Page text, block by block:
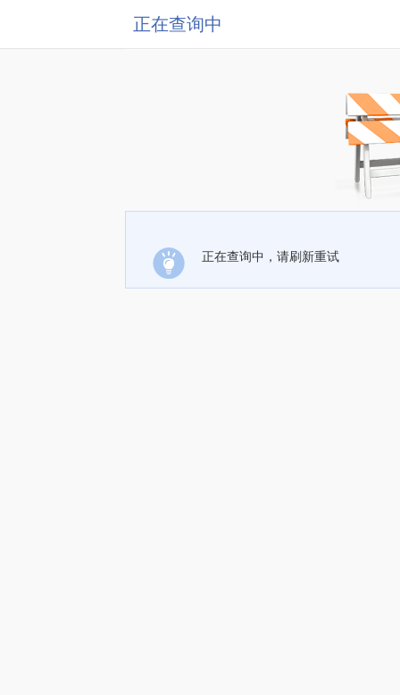
正在查询中
正在查询中，请刷新重试